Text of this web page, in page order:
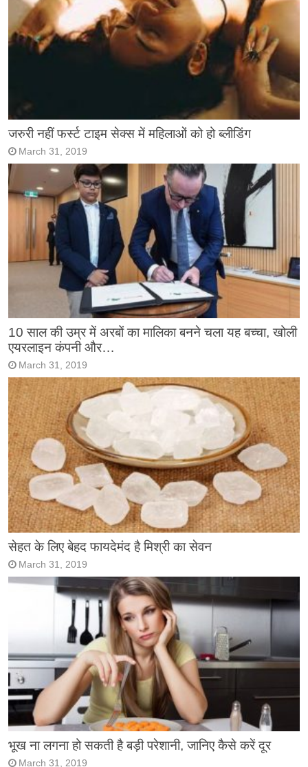
जरुरी नहीं फर्स्ट टाइम सेक्स में महिलाओं को हो ब्लीडिंग
March 31, 2019
10 साल की उम्र में अरबों का मालिका बनने चला यह बच्चा, खोली
एयरलाइन कंपनी और…
March 31, 2019
सेहत के लिए बेहद फायदेमंद है मिश्री का सेवन
March 31, 2019
भूख ना लगना हो सकती है बड़ी परेशानी, जानिए कैसे करें दूर
March 31, 2019